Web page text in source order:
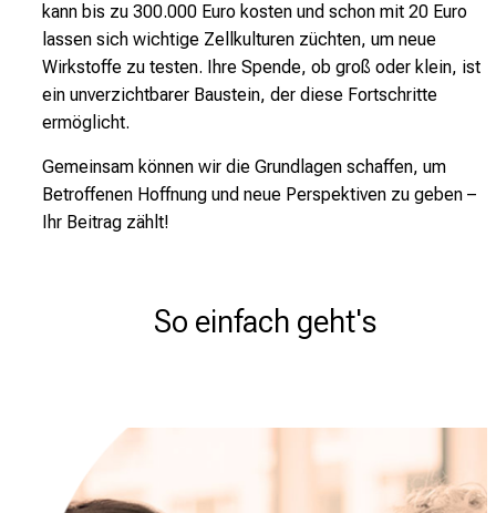
kann bis zu 300.000 Euro kosten und schon mit 20 Euro
lassen sich wichtige Zellkulturen züchten, um neue
Wirkstoffe zu testen. Ihre Spende, ob groß oder klein, ist
ein unverzichtbarer Baustein, der diese Fortschritte
ermöglicht.
Gemeinsam können wir die Grundlagen schaffen, um
Betroffenen Hoffnung und neue Perspektiven zu geben –
Ihr Beitrag zählt!
So einfach geht's